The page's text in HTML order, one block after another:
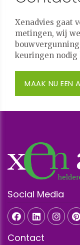
Xenadvies gaat
metingen, wij
keuringen nodig
MAAK NU EEN
Social Media
Contact